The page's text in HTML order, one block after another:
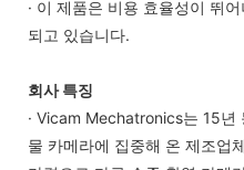
· 이 제품은 비용 효율성이 뛰
되고 있습니다.
회사 특징
· Vicam Mechatronics는 15년
물 카메라에 집중해 온 제조업